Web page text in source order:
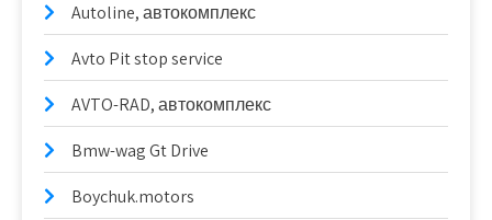
Autoline, автокомплекс
Avto Pit stop service
AVTO-RAD, автокомплекс
Bmw-wag Gt Drive
Boychuk.motors